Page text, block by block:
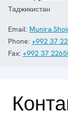
Таджикистан
Email:
Phone: +992 37
Fax: +992 37